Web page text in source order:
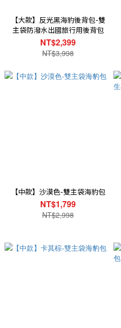
【大款】反光黑海豹後背包-雙
主袋防潑水出國旅行用後背包
NT$2,399
NT$3,998
【中款】沙漠色-雙主袋海豹包
NT$1,799
NT$2,998